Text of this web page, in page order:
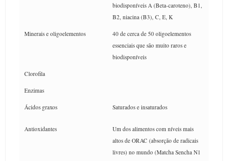
biodisponíveis A (Beta-caroteno), B1,
B2, niacina (B3), C, E, K
Minerais e oligoelementos
40 de cerca de 50 oligoelementos
essenciais que são muito raros e
biodisponíveis
Clorofila
Enzimas
Ácidos graxos Saturados e insaturados
Antioxidantes
Um dos alimentos com níveis mais
altos de ORAC (absorção de radicais
livres) no mundo (Matcha Sencha N1